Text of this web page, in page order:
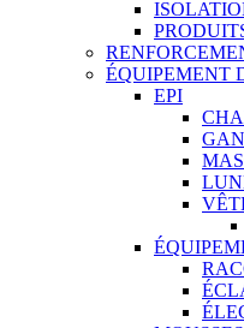
ÉQUIPEMENT
EPI